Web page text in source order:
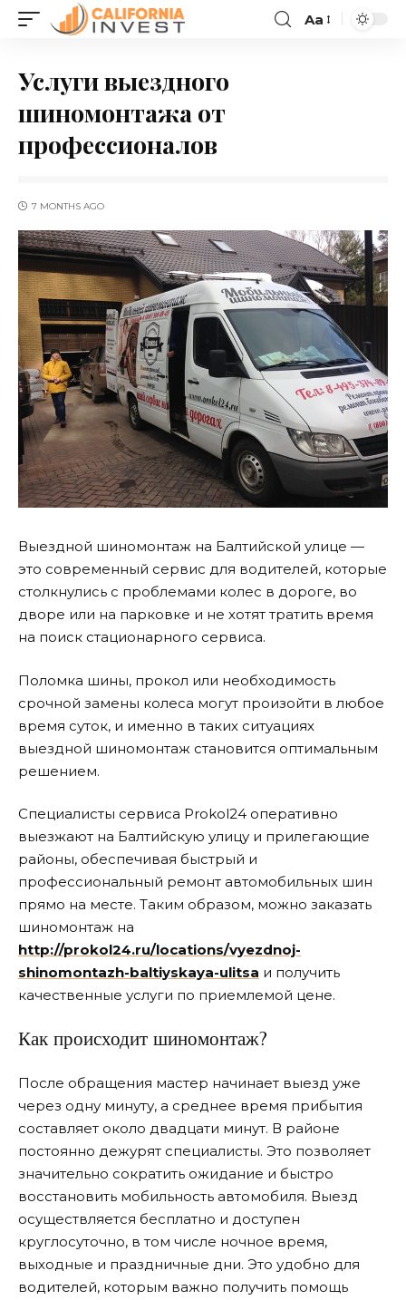
Aa
Услуги выездного
шиномонтажа от
профессионалов
7 MONTHS AGO
Выездной шиномонтаж на Балтийской улице —
это современный сервис для водителей, которые
столкнулись с проблемами колес в дороге, во
дворе или на парковке и не хотят тратить время
на поиск стационарного сервиса.
Поломка шины, прокол или необходимость
срочной замены колеса могут произойти в любое
время суток, и именно в таких ситуациях
выездной шиномонтаж становится оптимальным
решением.
Специалисты сервиса Prokol24 оперативно
выезжают на Балтийскую улицу и прилегающие
районы, обеспечивая быстрый и
профессиональный ремонт автомобильных шин
прямо на месте. Таким образом, можно заказать
шиномонтаж на
http://prokol24.ru/locations/vyezdnoj-
shinomontazh-baltiyskaya-ulitsa и получить
качественные услуги по приемлемой цене.
Как происходит шиномонтаж?
После обращения мастер начинает выезд уже
через одну минуту, а среднее время прибытия
составляет около двадцати минут. В районе
постоянно дежурят специалисты. Это позволяет
значительно сократить ожидание и быстро
восстановить мобильность автомобиля. Выезд
осуществляется бесплатно и доступен
круглосуточно, в том числе ночное время,
выходные и праздничные дни. Это удобно для
водителей, которым важно получить помощь